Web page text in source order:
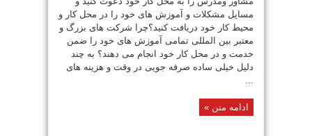
مسایل مشکلات و آموزش های خود را در محل کار و
محیط کار خود دریافت کنید؟چرا شرکت های بزرگ و
معتبر بین المللی تمامی آموزش های خود را ضمن
خدمت و در محل کار خود انجام می دهند؟ به چند
دلیل خیلی ساده صرفه جویی در وقت و هزینه های
...
ادامه متن »